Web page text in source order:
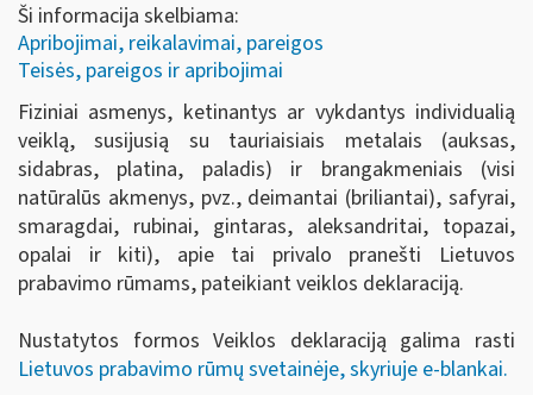
Ši informacija skelbiama:
Apribojimai, reikalavimai, pareigos
Teisės, pareigos ir apribojimai
Fiziniai asmenys, ketinantys ar vykdantys individualią
veiklą, susijusią su tauriaisiais metalais (auksas,
sidabras, platina, paladis) ir brangakmeniais (visi
natūralūs akmenys, pvz., deimantai (briliantai), safyrai,
smaragdai, rubinai, gintaras, aleksandritai, topazai,
opalai ir kiti), apie tai privalo pranešti Lietuvos
prabavimo rūmams, pateikiant veiklos deklaraciją.
Nustatytos formos Veiklos deklaraciją galima rasti
Lietuvos prabavimo rūmų svetainėje, skyriuje e-blankai.